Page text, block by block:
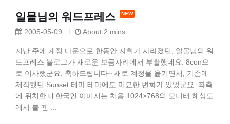
일몰님의 워드프레스
2005-05-09 About 2 mins
지난 주에 계정 다운으로 한동안 자취가 사라졌던, 일몰님의 워
드프레스 블로그가 새로운 보금자리에서 부활했네요. 8con으
로 이사했군요. 축하드립니다~ 새로 계정을 옮기면서, 기존에
제작했던 Sunset 테마 테마에도 미묘한 변화가 있었군요. 좌측
에 위치한 대한국인 이미지는 처음 1024×768의 모니터 해상도
에서 볼 땐 ...